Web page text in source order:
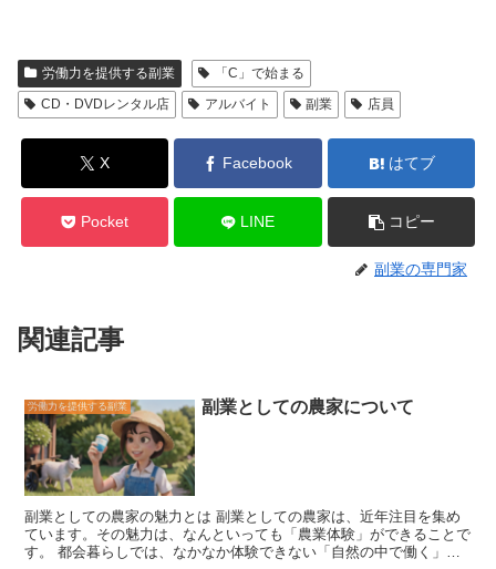
労働力を提供する副業
「C」で始まる
CD・DVDレンタル店
アルバイト 副業 店員
X Facebook はてブ
Pocket LINE コピー
副業の専門家
関連記事
労働力を提供する副業 副業としての農家について
副業としての農家の魅力とは副業としての農家は、近年注目を集め
ています。その魅力は、なんといっても「農業体験」ができることで
す。
都会暮らしでは、なかなか体験できない「自然の中で働く」と